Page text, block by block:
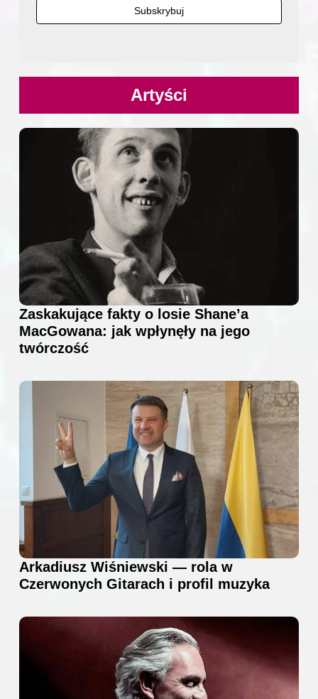
Artyści
Zaskakujące fakty o losie Shane’a
MacGowana: jak wpłynęły na jego
twórczość
Arkadiusz Wiśniewski — rola w
Czerwonych Gitarach i profil muzyka